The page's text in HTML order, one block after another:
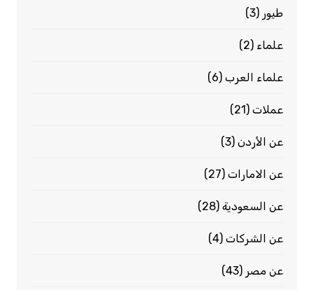
طيور (3)
علماء (2)
علماء العرب(6)
عملات(21)
عن الأردن(3)
عن الامارات(27)
عن السعودية(28)
عن الشركات(4)
عن مصر (43)